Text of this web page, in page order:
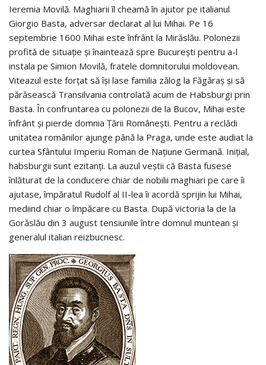
Ieremia Movilă. Maghiarii îl cheamă în ajutor pe italianul
Giorgio Basta, adversar declarat al lui Mihai. Pe 16
septembrie 1600 Mihai este înfrânt la Mirăslău. Polonezii
profită de situație și înaintează spre București pentru a-l
instala pe Simion Movilă, fratele domnitorului moldovean.
Viteazul este forțat să își lase familia zălog la Făgăraș și să
părăsească Transilvania controlată acum de Habsburgi prin
Basta. În confruntarea cu polonezii de la Bucov, Mihai este
înfrânt și pierde domnia Țării Românești. Pentru a reclădi
unitatea românilor ajunge până la Praga, unde este audiat la
curtea Sfântului Imperiu Roman de Națiune Germană. Inițial,
habsburgii sunt ezitanți. La auzul veștii că Basta fusese
înlăturat de la conducere chiar de nobilii maghiari pe care îi
ajutase, împăratul Rudolf al II-lea îi acordă sprijin lui Mihai,
mediind chiar o împăcare cu Basta. După victoria la de la
Gorăslău din 3 august tensiunile între domnul muntean și
generalul italian reizbucnesc.